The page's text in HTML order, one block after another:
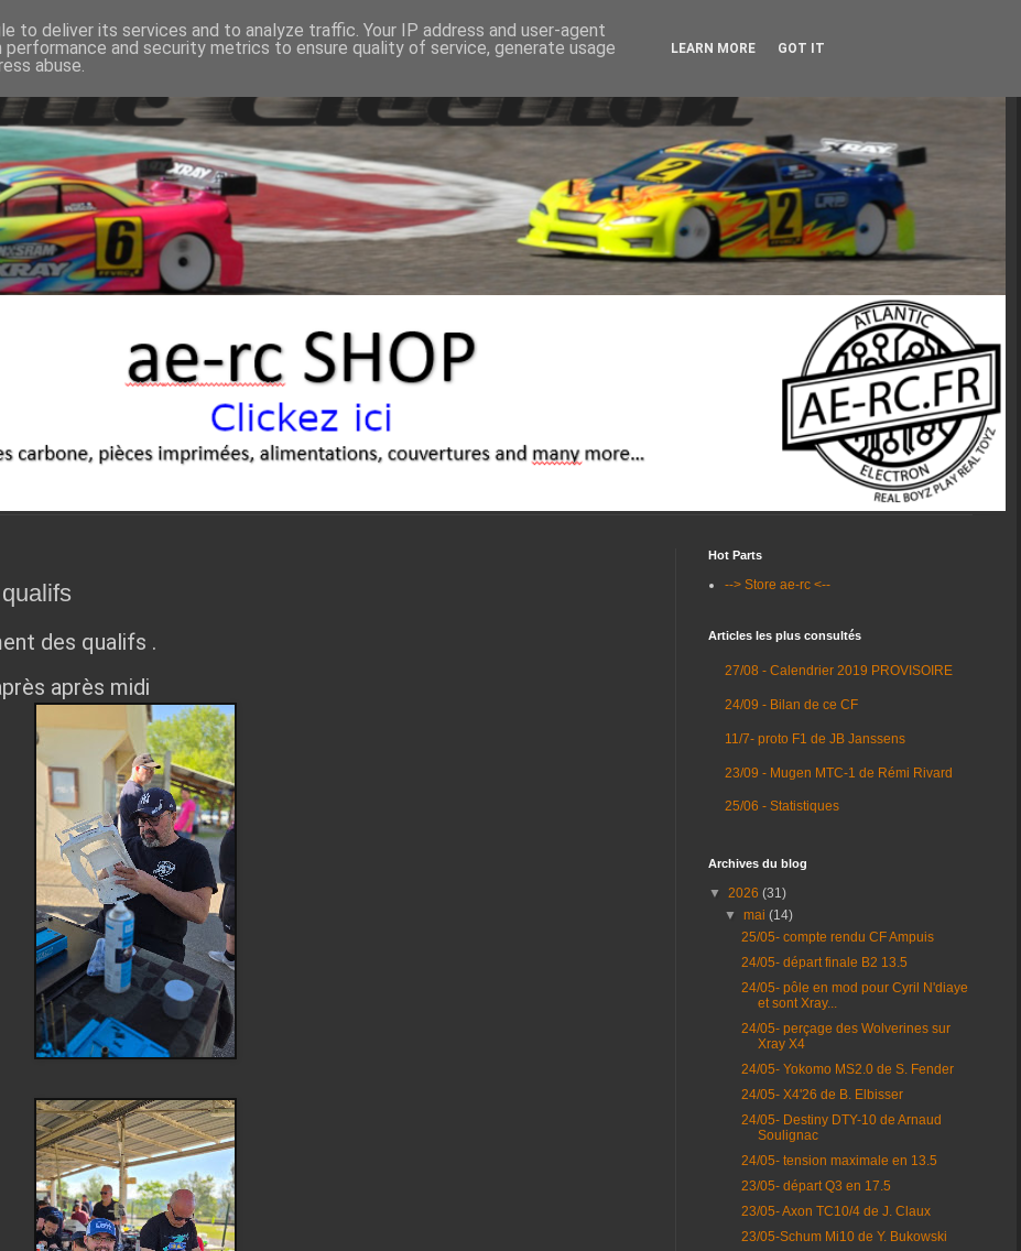
des qualifs .
après midi
Hot Parts
--> Store ae-rc <--
Articles les plus consultés
27/08 - Calendrier 2019 PROVISOIRE
24/09 - Bilan de ce CF
11/7- proto F1 de JB Janssens
23/09 - Mugen MTC-1 de Rémi Rivard
25/06 - Statistiques
Archives du blog
▼ 2026 (31)
▼mai(14)
25/05- compte rendu CF Ampuis
24/05- départ finale B2 13.5
24/05- pôle en mod pour Cyril N'diaye
et sont Xray...
24/05- perçage des Wolverines sur
Xray X4
24/05- Yokomo MS2.0 de S. Fender
24/05- X4'26 de B. Elbisser
24/05- Destiny DTY-10 de Arnaud
Soulignac
24/05- tension maximale en 13.5
23/05- départ Q3 en 17.5
23/05- Axon TC10/4 de J. Claux
23/05-Schum Mi10 de Y. Bukowski
to deliver its services and to analyze traffic. Your IP address and user-agent
performance and security metrics to ensure quality of service, generate usage
abuse.
LEARN MORE GOT IT